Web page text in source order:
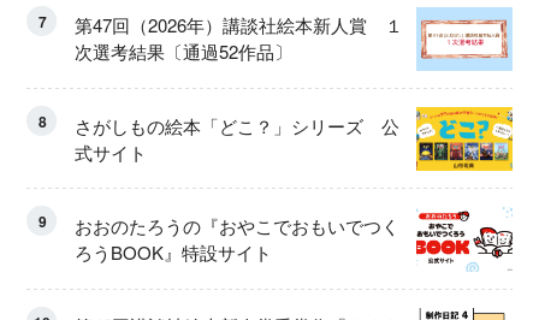
7
第47回（2026年）講談社絵本新人賞 １
次選考結果〔通過52作品〕
8
さがしもの絵本「どこ？」シリーズ 公
式サイト
9
おおのたろうの『おやこでおもいでつく
ろうBOOK』特設サイト